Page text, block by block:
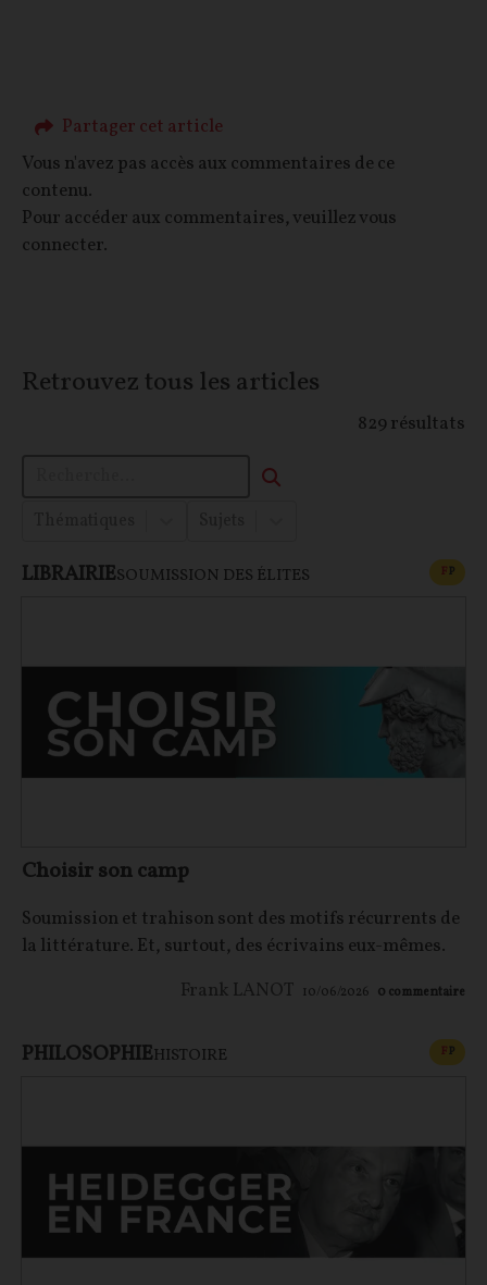
Partager cet article
Vous n'avez pas accès aux commentaires de ce
contenu.
Pour accéder aux commentaires, veuillez vous
connecter.
Retrouvez tous les articles
829 résultats
LIBRAIRIESOUMISSION DES ÉLITES FP
Choisir son camp
Soumission et trahison sont des motifs récurrents de
la littérature. Et, surtout, des écrivains eux-mêmes.
Frank LANOT 10/06/2026 0 commentaire
PHILOSOPHIEHISTOIRE FP